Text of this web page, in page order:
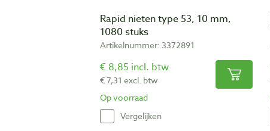
Rapid nieten type 53, 10 mm,
1080 stuks
Artikelnummer: 3372891
€ 8,85 incl. btw
€ 7,31 excl. btw
Op voorraad
Vergelijken